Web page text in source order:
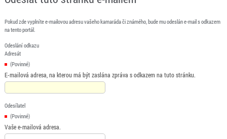
Pokud zde vyplníte e-mailovou adresu vašeho kamaráda či známého, bude mu odeslán e-mail s odkazem
na tento portál.
Odeslání odkazu
Adresát
(Povinné)
E-mailová adresa, na kterou má být zaslána zpráva s odkazem na tuto stránku.
Odesílatel
(Povinné)
Vaše e-mailová adresa.